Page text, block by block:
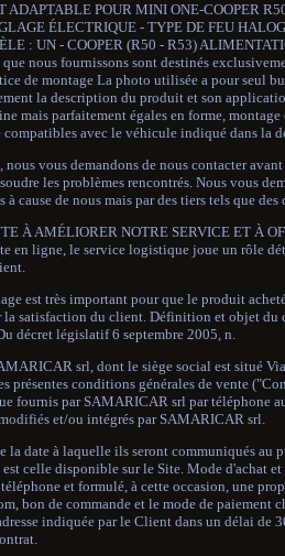
ADAPTABLE POUR MINI ONE-COOPER
ÉLECTRIQUE - TYPE DE FEU
: UN - COOPER (R50 - R53)
nous fournissons sont destinés
de montage La photo utilisée a pour seul
la description du produit et son
mais parfaitement égales en forme,
compatibles avec le véhicule indiqué dans la
vous demandons de nous contacter
les problèmes rencontrés. Nous vous
cause de nous mais par des tiers tels que des
À AMÉLIORER NOTRE SERVICE ET À
en ligne, le service logistique joue un rôle
est très important pour que le produit
satisfaction du client. Définition et objet du
décret législatif 6 septembre 2005, n.
srl, dont le siège social est situé
conditions générales de vente
fournis par SAMARICAR srl par téléphone
et/ou intégrés par SAMARICAR srl.
date à laquelle ils seront communiqués au
celle disponible sur le Site. Mode d'achat
et formulé, à cette occasion, une
bon de commande et le mode de paiement
indiquée par le Client dans un délai de